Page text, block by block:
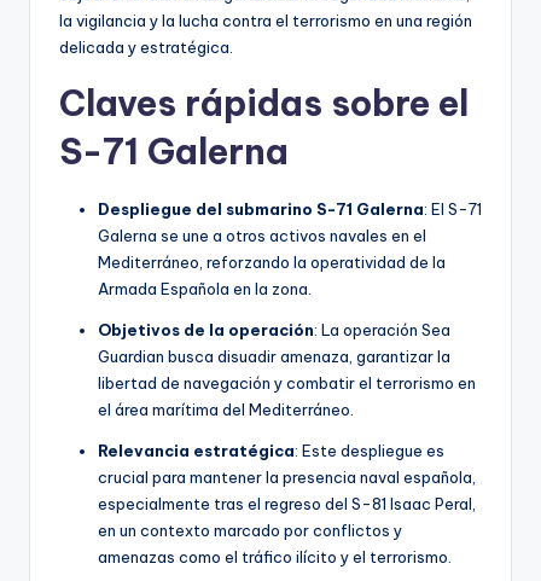
la vigilancia y la lucha contra el terrorismo en una región
delicada y estratégica.
Claves rápidas sobre el
S-71 Galerna
Despliegue del submarino S-71 Galerna: El S-71
Galerna se une a otros activos navales en el
Mediterráneo, reforzando la operatividad de la
Armada Española en la zona.
Objetivos de la operación: La operación Sea
Guardian busca disuadir amenaza, garantizar la
libertad de navegación y combatir el terrorismo en
el área marítima del Mediterráneo.
Relevancia estratégica: Este despliegue es
crucial para mantener la presencia naval española,
especialmente tras el regreso del S-81 Isaac Peral,
en un contexto marcado por conflictos y
amenazas como el tráfico ilícito y el terrorismo.